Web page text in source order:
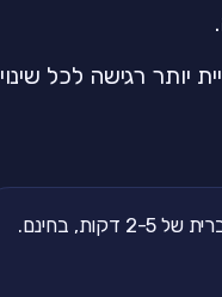
יותר רגישה לכל שינוי
בחינם.